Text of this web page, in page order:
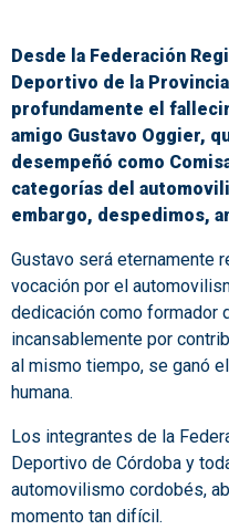
Desde la Federación
Deportivo de la
profundamente el
amigo Gustavo Oggier,
desempeñó como
categorías del
embargo, despedimos,
Gustavo será eternamente
vocación por el
dedicación como formador
incansablemente por
al mismo tiempo, se ganó
humana.
Los integrantes de la
Deportivo de Córdoba y
automovilismo cordobés,
momento tan difícil.